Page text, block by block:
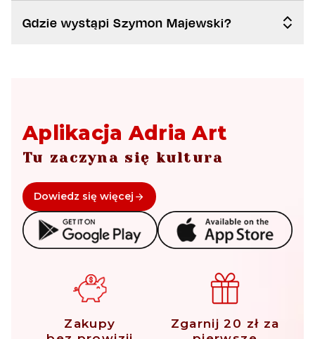
Gdzie wystąpi Szymon Majewski?
Aplikacja Adria Art
Tu zaczyna się kultura
Dowiedz się więcej
Zakupy
Zgarnij 20 zł za